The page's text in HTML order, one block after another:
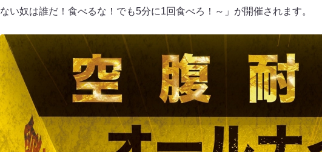
ない奴は誰だ！食べるな！でも5分に1回食べろ！～」が開催されます。